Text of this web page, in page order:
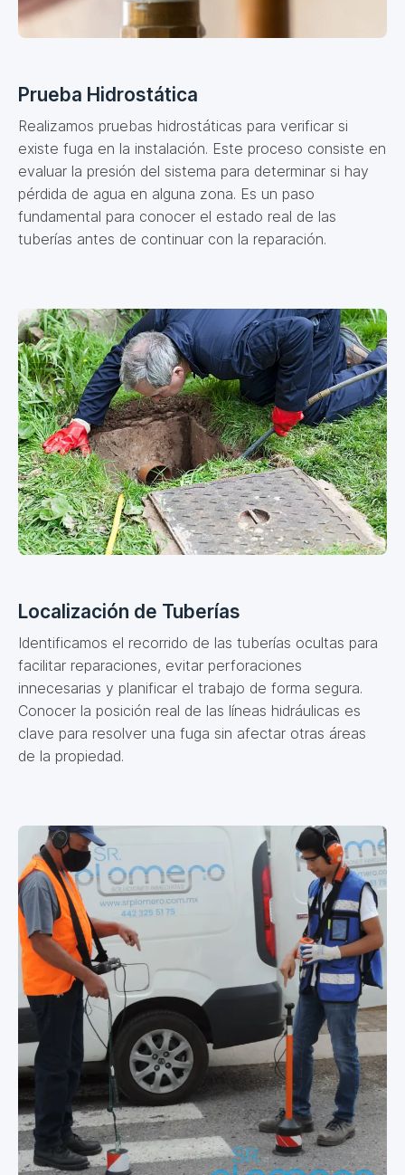
Prueba Hidrostática
Realizamos pruebas hidrostáticas para verificar si
existe fuga en la instalación. Este proceso consiste en
evaluar la presión del sistema para determinar si hay
pérdida de agua en alguna zona. Es un paso
fundamental para conocer el estado real de las
tuberías antes de continuar con la reparación.
Localización de Tuberías
Identificamos el recorrido de las tuberías ocultas para
facilitar reparaciones, evitar perforaciones
innecesarias y planificar el trabajo de forma segura.
Conocer la posición real de las líneas hidráulicas es
clave para resolver una fuga sin afectar otras áreas
de la propiedad.